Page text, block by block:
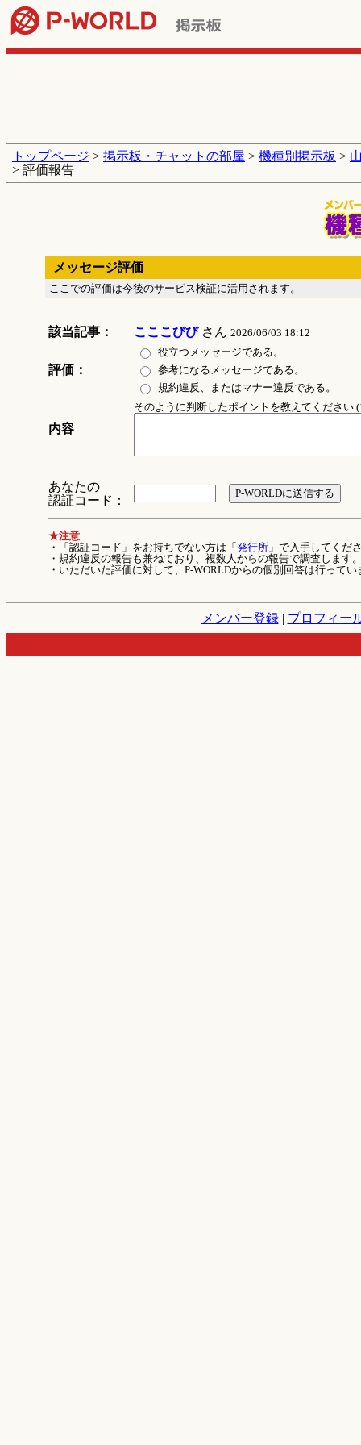
トップページ > 掲示板・チャットの部屋 > 機種別掲示板 >
> 評価報告
メッセージ評価
ここでの評価は今後のサービス検証に活用されます。
該当記事： こここびびさん 2026/06/03 18:12
評価：
役立つメッセージである。
参考になるメッセージである。
規約違反、またはマナー違反である。
内容
そのように判断したポイントを教えてください
あなたの
認証コード：
★注意
・「認証コード」をお持ちでない方は「 発行所」で入手してくだ
・規約違反の報告も兼ねており、複数人からの報告で調査します
・いただいた評価に対して、P-WORLDからの個別回答は行ってい
メンバー登録| プロフィー